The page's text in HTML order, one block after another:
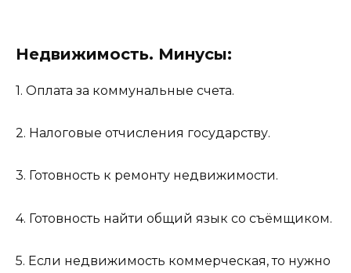
Недвижимость. Минусы:
1. Оплата за коммунальные счета.
2. Налоговые отчисления государству.
3. Готовность к ремонту недвижимости.
4. Готовность найти общий язык со съёмщиком.
5. Если недвижимость коммерческая, то нужно